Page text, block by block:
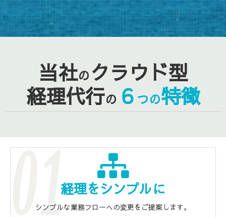
当社のクラウド型
経理代行の ６ つの特徴
経理をシンプルに
シンプルな業務フローへの変更をご提案します。